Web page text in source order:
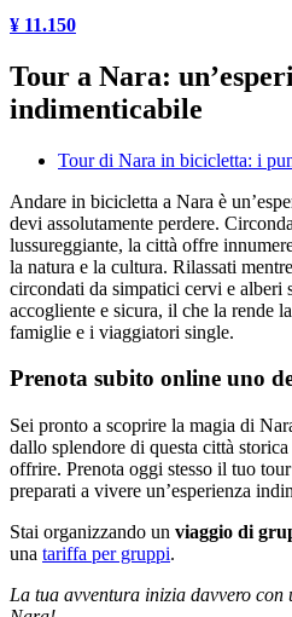
¥ 11.150
Tour a Nara:
indimenticabile
Tour di Nara in bicicletta: i
Andare in bicicletta a Nara è
devi assolutamente perdere.
lussureggiante, la città offre
la natura e la cultura. Rilassati
circondati da simpatici cervi e alberi
accogliente e sicura, il che la rende
famiglie e i viaggiatori single.
Prenota subito online uno
Sei pronto a scoprire la magia di
dallo splendore di questa città
offrire. Prenota oggi stesso il tuo
preparati a vivere un’esperienza
Stai organizzando un viaggio di
una tariffa per gruppi.
La tua avventura inizia davvero